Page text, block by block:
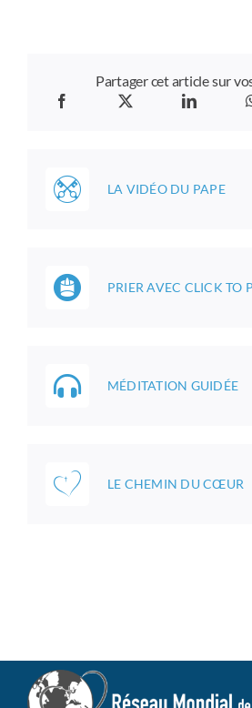
Partager cet article sur
LA VIDÉO DU PAPE
PRIER AVEC CLICK TO
MÉDITATION GUIDÉE
LE CHEMIN DU CŒUR